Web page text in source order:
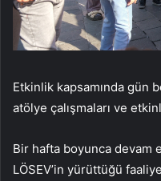
Etkinlik kapsamında gün
atölye çalışmaları ve
Bir hafta boyunca devam
LÖSEV’in yürüttüğü